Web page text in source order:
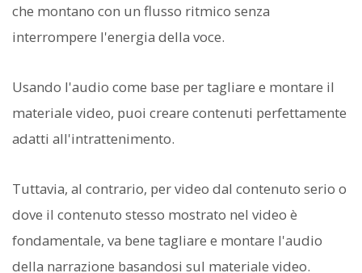
che montano con un flusso ritmico senza
interrompere l'energia della voce.
Usando l'audio come base per tagliare e montare il
materiale video, puoi creare contenuti perfettamente
adatti all'intrattenimento.
Tuttavia, al contrario, per video dal contenuto serio o
dove il contenuto stesso mostrato nel video è
fondamentale, va bene tagliare e montare l'audio
della narrazione basandosi sul materiale video.